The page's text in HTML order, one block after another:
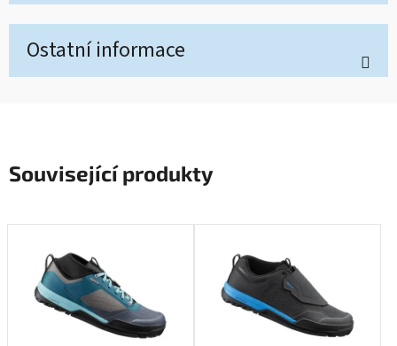
Ostatní informace
Související produkty